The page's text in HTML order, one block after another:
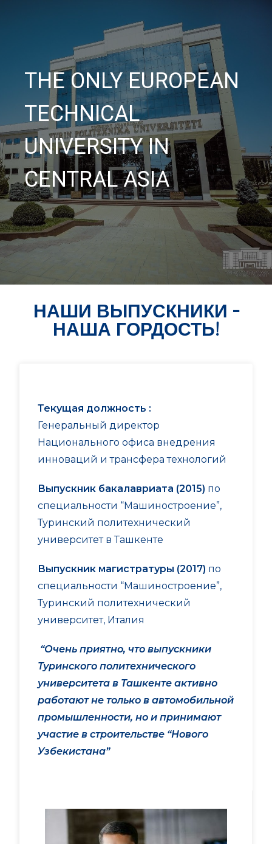
THE ONLY EUROPEAN
TECHNICAL
UNIVERSITY IN
CENTRAL ASIA
НАШИ ВЫПУСКНИКИ -
НАША ГОРДОСТЬ!
Текущая должность :
Генеральный директор
Национального офиса внедрения
инноваций и трансфера технологий
Выпускник бакалавриата (2015) по
специальности “Машиностроение”,
Туринский политехнический
университет в Ташкенте
Выпускник магистратуры (2017) по
специальности “Машиностроение”,
Туринский политехнический
университет, Италия
“Очень приятно, что выпускники
Туринского политехнического
университета в Ташкенте активно
работают не только в автомобильной
промышленности, но и принимают
участие в строительстве “Нового
Узбекистана”